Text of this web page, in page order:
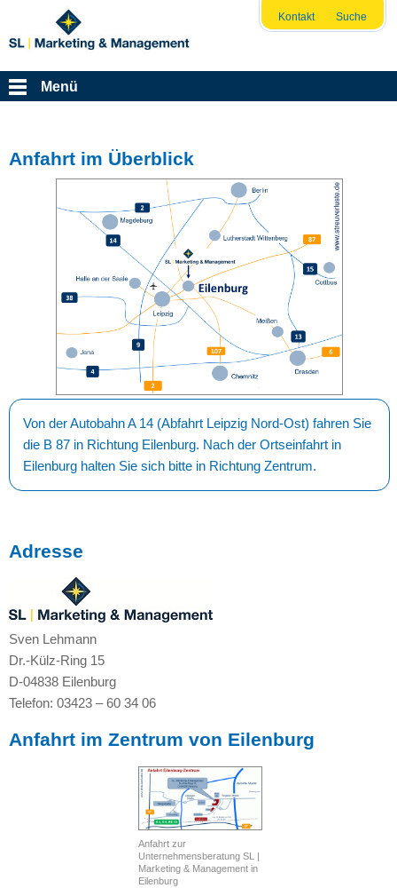
Kontakt Suche
Menü
Anfahrt im Überblick
Von der Autobahn A 14 (Abfahrt Leipzig Nord-Ost) fahren Sie
die B 87 in Richtung Eilenburg. Nach der Ortseinfahrt in
Eilenburg halten Sie sich bitte in Richtung Zentrum.
Adresse
Sven Lehmann
Dr.-Külz-Ring 15
D-04838 Eilenburg
Telefon: 03423 – 60 34 06
Anfahrt im Zentrum von Eilenburg
Anfahrt zur
Unternehmensberatung SL |
Marketing & Management in
Eilenburg